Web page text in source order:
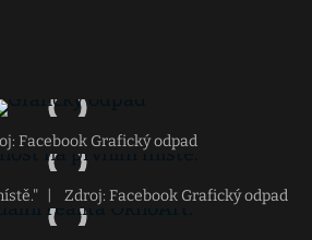
Facebook Grafický odpad
Zdroj: Facebook Grafický odpad